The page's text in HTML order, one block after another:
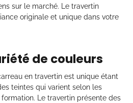
sur le marché. Le travertin
originale et unique dans votre
de couleurs
en travertin est unique étant
teintes qui varient selon les
Le travertin présente des